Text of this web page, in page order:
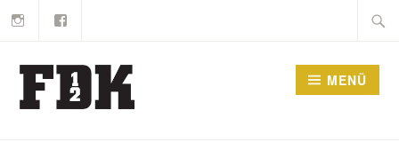
Zum
springen
Suche
MENÜ